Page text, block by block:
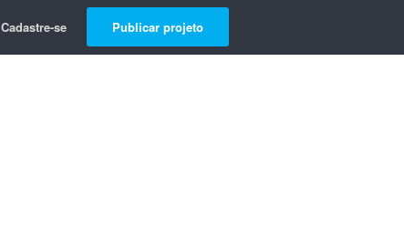
Cadastre-se Publicar projeto